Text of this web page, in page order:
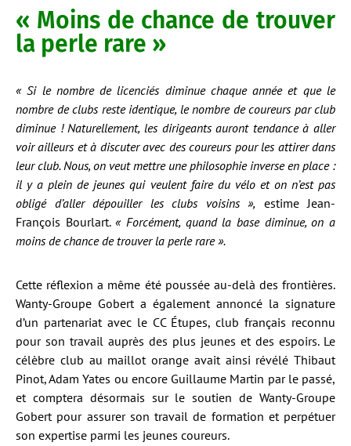
« Moins de chance de trouver
la perle rare »
« Si le nombre de licenciés diminue chaque année et que le
nombre de clubs reste identique, le nombre de coureurs par club
diminue ! Naturellement, les dirigeants auront tendance à aller
voir ailleurs et à discuter avec des coureurs pour les attirer dans
leur club. Nous, on veut mettre une philosophie inverse en place :
il y a plein de jeunes qui veulent faire du vélo et on n’est pas
obligé d’aller dépouiller les clubs voisins », estime Jean-
François Bourlart.« Forcément, quand la base diminue, on a
moins de chance de trouver la perle rare ».
Cette réflexion a même été poussée au-delà des frontières.
Wanty-Groupe Gobert a également annoncé la signature
d’un partenariat avec le CC Étupes, club français reconnu
pour son travail auprès des plus jeunes et des espoirs. Le
célèbre club au maillot orange avait ainsi révélé Thibaut
Pinot, Adam Yates ou encore Guillaume Martin par le passé,
et comptera désormais sur le soutien de Wanty-Groupe
Gobert pour assurer son travail de formation et perpétuer
son expertise parmi les jeunes coureurs.